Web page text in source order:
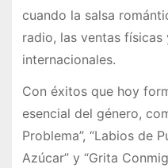
cuando la salsa
radio, las ventas físicas
internacionales.
Con éxitos que hoy
esencial del género,
Problema”, “Labios de
Azúcar” y “Grita